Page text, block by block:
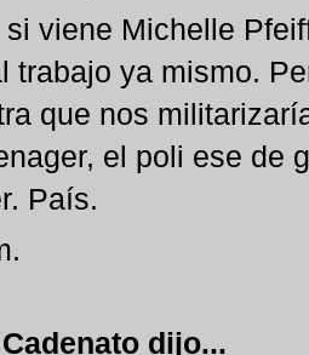
si viene Michelle
trabajo ya mismo.
que nos
el poli ese de
País.
dijo...